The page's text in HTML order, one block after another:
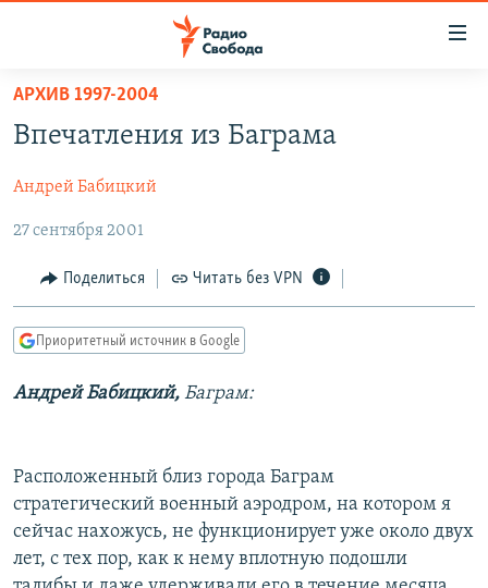
упрощенного
доступа
содержанию
Вернутся
главной
навигации
АВТОРСКИЕ ПРОЕКТЫ
ЦИТАТЫ СВОБОДЫ
МНЕНИЯ
КУЛЬТУРА
IDEL.РЕАЛИИ
КАВКАЗ.РЕАЛИИ
СИБИРЬ.РЕАЛИИ
РАСПИСАНИЕ ВЕЩАНИЯ
ПОДПИШИТЕСЬ НА РАССЫЛКУ
АРХИВ 1997-2004
Впечатления из Баграма
Андрей Бабицкий
27 сентября 2001
Поделиться Читать без VPN
Приоритетный источник в Google
Андрей Бабицкий, Баграм:
Расположенный близ города Баграм
стратегический военный аэродром, на котором я
сейчас нахожусь, не функционирует уже около двух
лет, с тех пор, как к нему вплотную подошли